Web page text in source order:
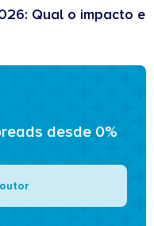
Qual o impacto e
desde 0%